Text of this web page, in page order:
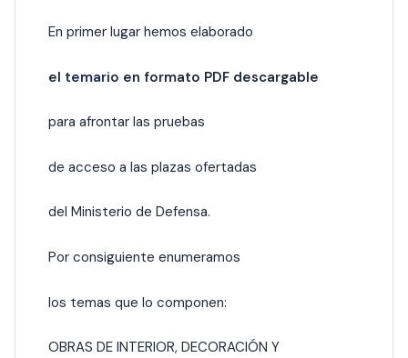
En primer lugar hemos elaborado
el temario en formato PDF descargable
para afrontar las pruebas
de acceso a las plazas ofertadas
del Ministerio de Defensa.
Por consiguiente enumeramos
los temas que lo componen:
OBRAS DE INTERIOR, DECORACIÓN Y